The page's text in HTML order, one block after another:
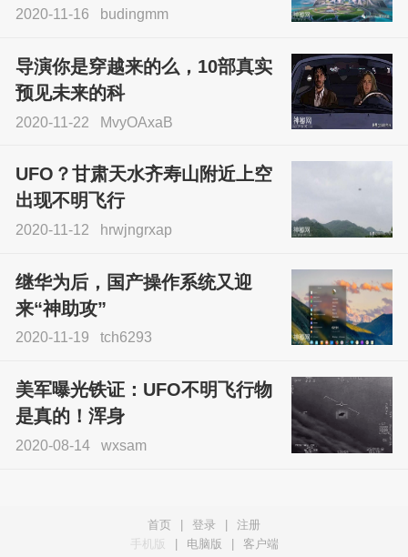
2020-11-16 budingmm
导演你是穿越来的么，10部真实
预见未来的科
2020-11-22 MvyOAxaB
UFO？甘肃天水齐寿山附近上空
出现不明飞行
2020-11-12 hrwjngrxap
继华为后，国产操作系统又迎
来“神助攻”
2020-11-19 tch6293
美军曝光铁证：UFO不明飞行物
是真的！浑身
2020-08-14 wxsam
首页 登录
注册
手机版
电脑版
客户端